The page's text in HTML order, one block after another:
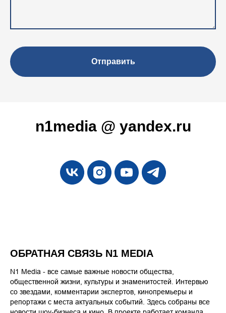
Отправить
n1media @ yandex.ru
ОБРАТНАЯ СВЯЗЬ N1 MEDIA
N1 Media - все самые важные новости общества,
общественной жизни, культуры и знаменитостей. Интервью
со звездами, комментарии экспертов, кинопремьеры и
репортажи с места актуальных событий. Здесь собраны все